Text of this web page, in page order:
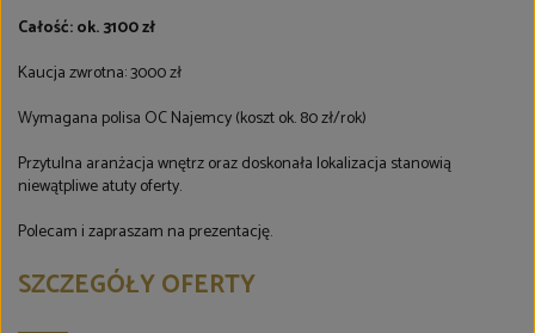
Całość: ok. 3100 zł
Kaucja zwrotna: 3000 zł
Wymagana polisa OC Najemcy (koszt ok. 80 zł/rok)
Przytulna aranżacja wnętrz oraz doskonała lokalizacja stanowią
niewątpliwe atuty oferty.
Polecam i zapraszam na prezentację.
SZCZEGÓŁY OFERTY